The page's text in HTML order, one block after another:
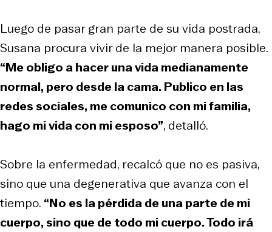
Luego de pasar gran parte de su vida postrada,
Susana procura vivir de la mejor manera posible.
“Me obligo a hacer una vida medianamente
normal, pero desde la cama. Publico en las
redes sociales, me comunico con mi familia,
hago mi vida con mi esposo”, detalló.
Sobre la enfermedad, recalcó que no es pasiva,
sino que una degenerativa que avanza con el
tiempo. “No es la pérdida de una parte de mi
cuerpo, sino que de todo mi cuerpo. Todo irá